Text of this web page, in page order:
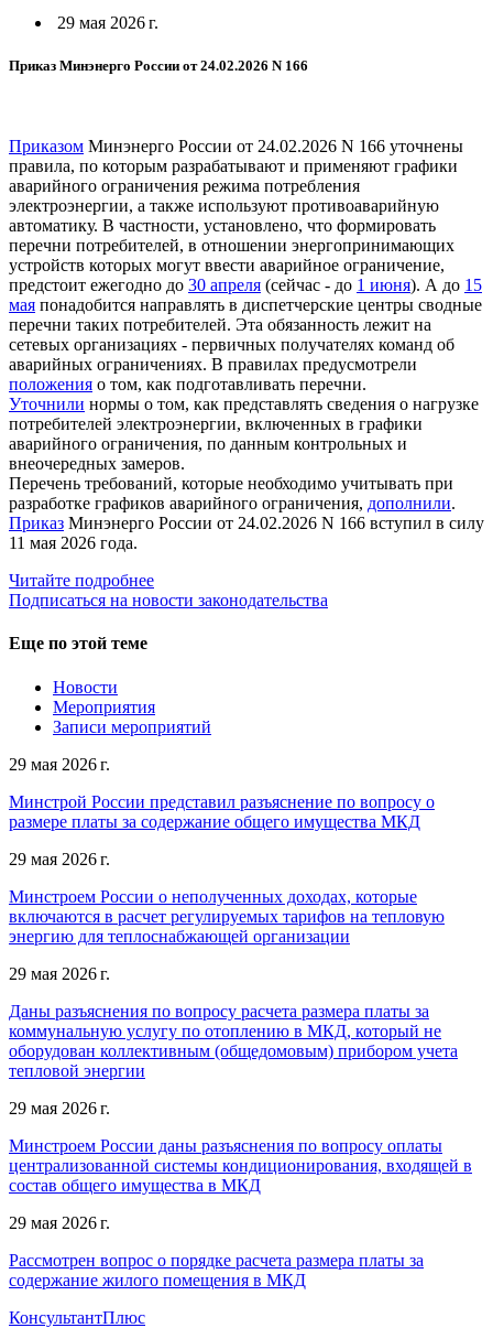
29 мая 2026 г.
Приказ Минэнерго России от 24.02.2026 N 166
Приказом Минэнерго России от 24.02.2026 N 166 уточнены
правила, по которым разрабатывают и применяют графики
аварийного ограничения режима потребления
электроэнергии, а также используют противоаварийную
автоматику. В частности, установлено, что формировать
перечни потребителей, в отношении энергопринимающих
устройств которых могут ввести аварийное ограничение,
предстоит ежегодно до 30 апреля (сейчас - до 1 июня). А до 15
мая понадобится направлять в диспетчерские центры сводные
перечни таких потребителей. Эта обязанность лежит на
сетевых организациях - первичных получателях команд об
аварийных ограничениях. В правилах предусмотрели
положения о том, как подготавливать перечни.
Уточнили нормы о том, как представлять сведения о нагрузке
потребителей электроэнергии, включенных в графики
аварийного ограничения, по данным контрольных и
внеочередных замеров.
Перечень требований, которые необходимо учитывать при
разработке графиков аварийного ограничения, дополнили.
Приказ Минэнерго России от 24.02.2026 N 166 вступил в силу
11 мая 2026 года.
Читайте подробнее
Подписаться на новости законодательства
Еще по этой теме
Новости
Мероприятия
Записи мероприятий
29 мая 2026 г.
Минстрой России представил разъяснение по вопросу о
размере платы за содержание общего имущества МКД
29 мая 2026 г.
Минстроем России о неполученных доходах, которые
включаются в расчет регулируемых тарифов на тепловую
энергию для теплоснабжающей организации
29 мая 2026 г.
Даны разъяснения по вопросу расчета размера платы за
коммунальную услугу по отоплению в МКД, который не
оборудован коллективным (общедомовым) прибором учета
тепловой энергии
29 мая 2026 г.
Минстроем России даны разъяснения по вопросу оплаты
централизованной системы кондиционирования, входящей в
состав общего имущества в МКД
29 мая 2026 г.
Рассмотрен вопрос о порядке расчета размера платы за
содержание жилого помещения в МКД
КонсультантПлюс